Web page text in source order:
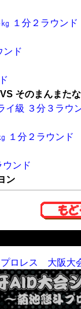
１分２ラウンド
ンド
そのまんまた
イ級 ３分３ラウ
１分２ラウンド
ンド
ン
ロレス 大阪大